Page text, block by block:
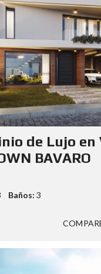
de Lujo en
BAVARO
Baños: 3